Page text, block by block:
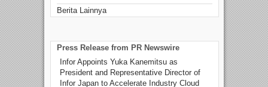
Berita Lainnya
Press Release from PR Newswire
Infor Appoints Yuka Kanemitsu as
President and Representative Director of
Infor Japan to Accelerate Industry Cloud